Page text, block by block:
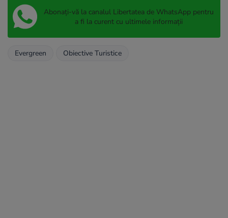
Abonați-vă la canalul Libertatea de WhatsApp pentru
a fi la curent cu ultimele informații
Evergreen Obiective Turistice